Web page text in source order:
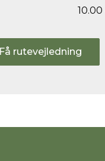
10.00
Få rutevejledning